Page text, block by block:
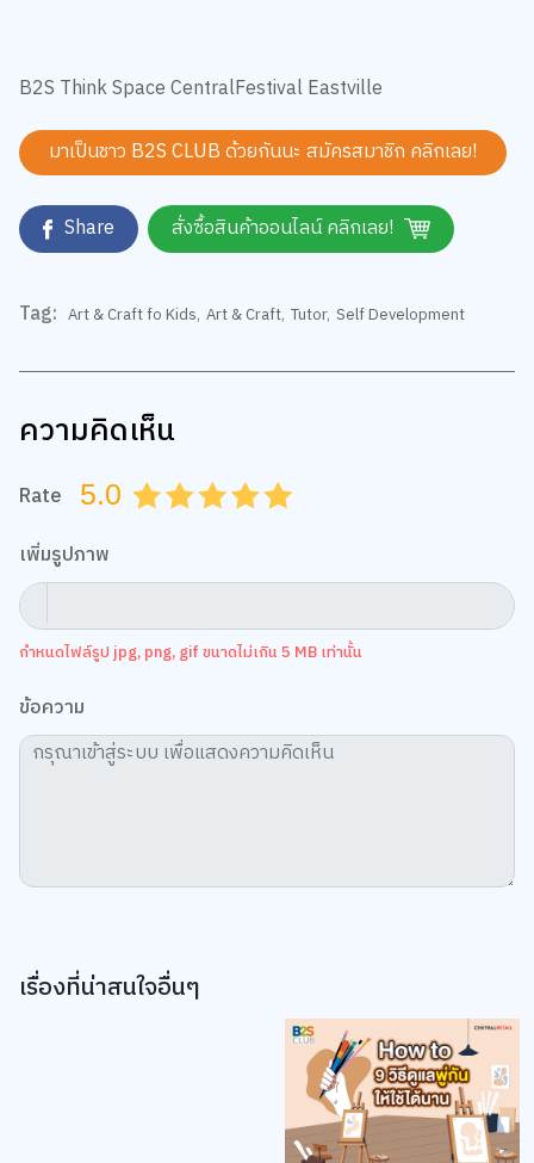
B2S Think Space CentralFestival Eastville
มาเป็นชาว B2S CLUB ด้วยกันนะ สมัครสมาชิกคลิกเลย!
Share สั่งซื้อสินค้าออนไลน์ คลิกเลย!
ความคิดเห็น
5.0 4.5
4.0
3.5
3.0
2.5
2.0
1.5
1.0
0.5
เพิ่มรูปภาพ
กำหนดไฟล์รูป jpg, png, gif ขนาดไม่เกิน 5 MB เท่านั้น
ข้อความ
เรื่องที่น่าสนใจอื่นๆ